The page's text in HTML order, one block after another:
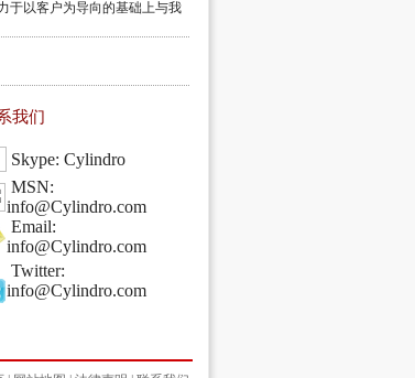
于以客户为导向的基础上与我
我们
Skype: Cylindro
MSN:
info@Cylindro.com
Email:
info@Cylindro.com
Twitter:
info@Cylindro.com